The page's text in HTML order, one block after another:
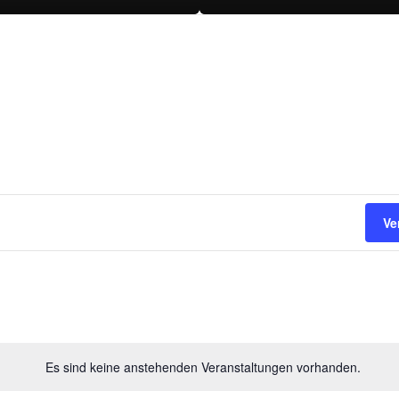
Es sind keine anstehenden Veranstaltungen vorhanden.